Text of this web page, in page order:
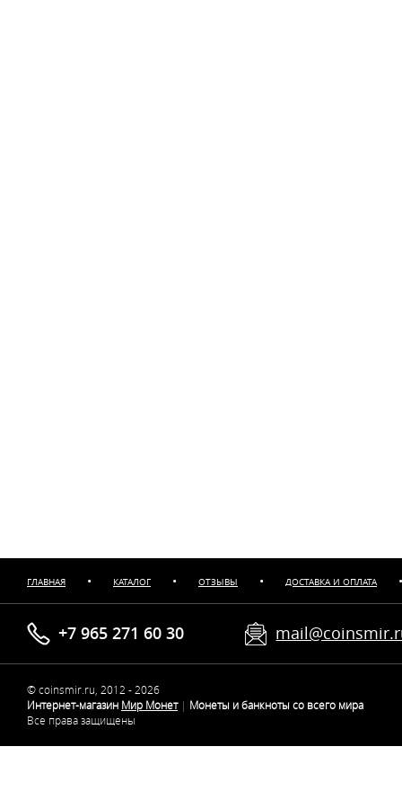
ГЛАВНАЯ • КАТАЛОГ • ОТЗЫВЫ • ДОСТАВКА И ОПЛАТА •
+7 965 271 60 30
© coinsmir.ru, 2012 - 2026
Интернет-магазин Мир Монет | Монеты и банкноты со всего мира
Все права защищены